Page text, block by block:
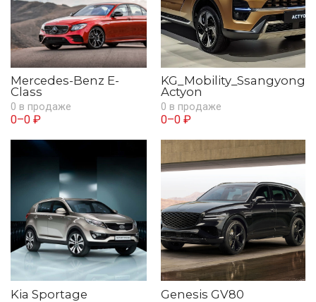
Mercedes-Benz E-
Class
0 в продаже
0–0 ₽
KG_Mobility_Ssangyong
Actyon
0 в продаже
0–0 ₽
Kia Sportage Genesis GV80